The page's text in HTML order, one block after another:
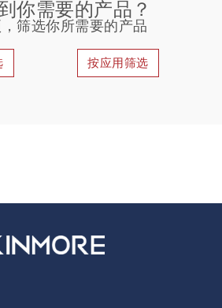
你需要的产品？
筛选你所需要的产品
按应用筛选